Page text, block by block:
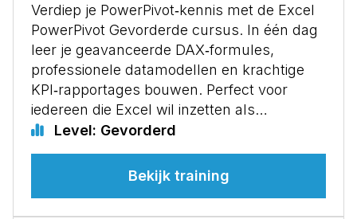
Verdiep je PowerPivot‑kennis met de Excel
PowerPivot Gevorderde cursus. In één dag
leer je geavanceerde DAX‑formules,
professionele datamodellen en krachtige
KPI‑rapportages bouwen. Perfect voor
iedereen die Excel wil inzetten als…
Level: Gevorderd
Bekijk training